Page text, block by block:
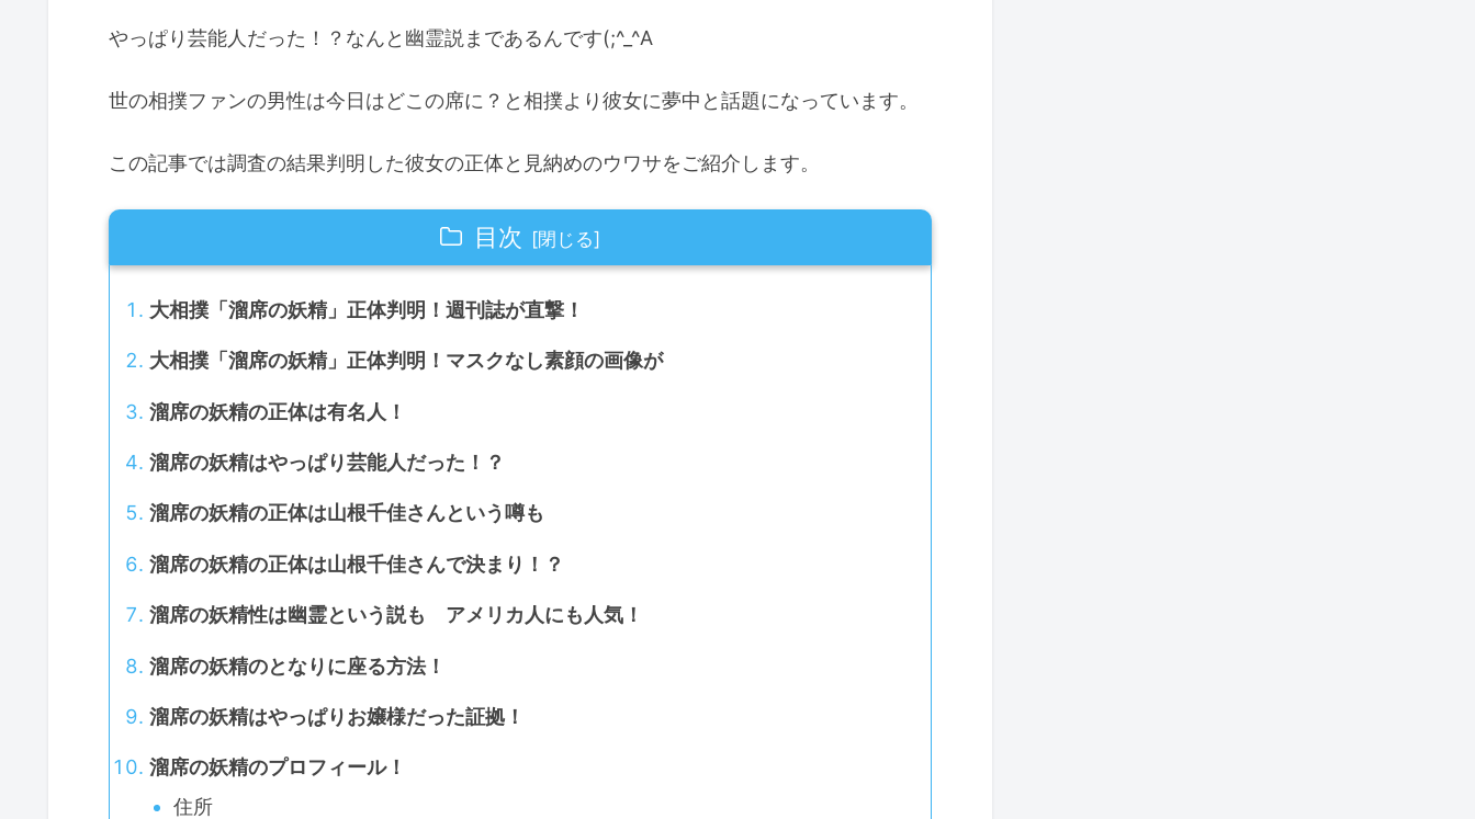
やっぱり芸能人だった！？なんと幽霊説まであるんです(;^_^A
世の相撲ファンの男性は今日はどこの席に？と相撲より彼女に夢中と話題になっています。
この記事では調査の結果判明した彼女の正体と見納めのウワサをご紹介します。
目次
大相撲「溜席の妖精」正体判明！週刊誌が直撃！
大相撲「溜席の妖精」正体判明！マスクなし素顔の画像が
溜席の妖精の正体は有名人！
溜席の妖精はやっぱり芸能人だった！？
溜席の妖精の正体は山根千佳さんという噂も
溜席の妖精の正体は山根千佳さんで決まり！？
溜席の妖精性は幽霊という説も アメリカ人にも人気！
溜席の妖精のとなりに座る方法！
溜席の妖精はやっぱりお嬢様だった証拠！
溜席の妖精のプロフィール！
住所